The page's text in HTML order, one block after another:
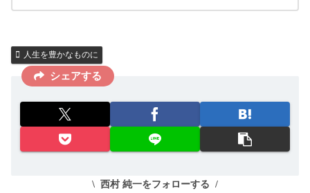
人生を豊かなものに
シェアする
西村 純一をフォローする